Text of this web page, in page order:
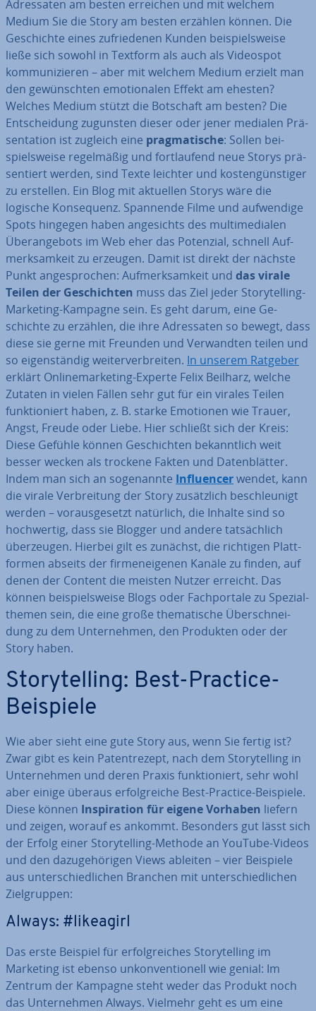
Adres­sa­ten am besten erreichen und mit welchem
Medium Sie die Story am besten erzählen können. Die
Ge­schich­te eines zu­frie­de­nen Kunden bei­spiels­wei­se
ließe sich sowohl in Textform als auch als Videospot
kom­mu­ni­zie­ren – aber mit welchem Medium erzielt man
den ge­wünsch­ten emo­tio­na­len Effekt am ehesten?
Welches Medium stützt die Botschaft am besten? Die
Ent­schei­dung zugunsten dieser oder jener medialen Prä­
sen­ta­ti­on ist zugleich eine prag­ma­ti­sche: Sollen bei­
spiels­wei­se re­gel­mä­ßig und fort­lau­fend neue Storys prä­
sen­tiert werden, sind Texte leichter und kos­ten­güns­ti­ger
zu erstellen. Ein Blog mit aktuellen Storys wäre die
logische Kon­se­quenz. Spannende Filme und auf­wen­di­ge
Spots hingegen haben an­ge­sichts des mul­ti­me­dia­len
Über­an­ge­bots im Web eher das Potenzial, schnell Auf­
merk­sam­keit zu erzeugen. Damit ist direkt der nächste
Punkt an­ge­spro­chen: Auf­merk­sam­keit und das virale
Teilen der Ge­schich­ten muss das Ziel jeder Sto­rytel­ling-
Marketing-Kampagne sein. Es geht darum, eine Ge­
schich­te zu erzählen, die ihre Adres­sa­ten so bewegt, dass
diese sie gerne mit Freunden und Ver­wand­ten teilen und
so ei­gen­stän­dig wei­ter­ver­brei­ten. In unserem Ratgeber
erklärt On­line­mar­ke­ting-Experte Felix Beilharz, welche
Zutaten in vielen Fällen sehr gut für ein virales Teilen
funk­tio­niert haben, z. B. starke Emotionen wie Trauer,
Angst, Freude oder Liebe. Hier schließt sich der Kreis:
Diese Gefühle können Ge­schich­ten be­kannt­lich weit
besser wecken als trockene Fakten und Da­ten­blät­ter.
Indem man sich an so­ge­nann­te In­fluen­cerwendet, kann
die virale Ver­brei­tung der Story zu­sätz­lich be­schleu­nigt
werden – vor­aus­ge­setzt natürlich, die Inhalte sind so
hoch­wer­tig, dass sie Blogger und andere tat­säch­lich
über­zeu­gen. Hierbei gilt es zunächst, die richtigen Platt­
for­men abseits der fir­men­ei­ge­nen Kanäle zu finden, auf
denen der Content die meisten Nutzer erreicht. Das
können bei­spiels­wei­se Blogs oder Fach­por­ta­le zu Spe­zi­al­
the­men sein, die eine große the­ma­ti­sche Über­schnei­
dung zu dem Un­ter­neh­men, den Produkten oder der
Story haben.
Sto­rytel­ling: Best-Practice-
Beispiele
Wie aber sieht eine gute Story aus, wenn Sie fertig ist?
Zwar gibt es kein Pa­tent­re­zept, nach dem Sto­rytel­ling in
Un­ter­neh­men und deren Praxis funk­tio­niert, sehr wohl
aber einige überaus er­folg­rei­che Best-Practice-Beispiele.
Diese können In­spi­ra­ti­on für eigene Vorhaben liefern
und zeigen, worauf es ankommt. Besonders gut lässt sich
der Erfolg einer Sto­rytel­ling-Methode an YouTube-Videos
und den da­zu­ge­hö­ri­gen Views ableiten – vier Beispiele
aus un­ter­schied­li­chen Branchen mit un­ter­schied­li­chen
Ziel­grup­pen:
Always: #likeagirl
Das erste Beispiel für er­folg­rei­ches Sto­rytel­ling im
Marketing ist ebenso un­kon­ven­tio­nell wie genial: Im
Zentrum der Kampagne steht weder das Produkt noch
das Un­ter­neh­men Always. Vielmehr geht es um eine